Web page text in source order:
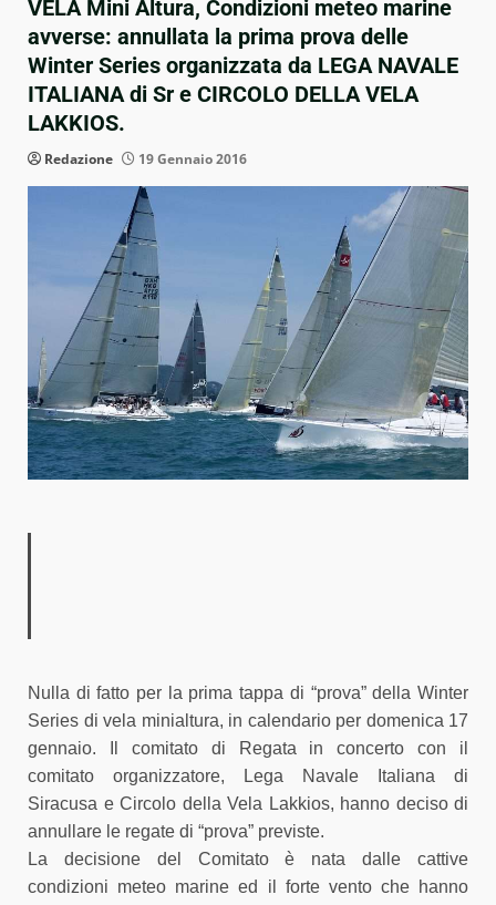
VELA Mini Altura, Condizioni meteo marine
avverse: annullata la prima prova delle
Winter Series organizzata da LEGA NAVALE
ITALIANA di Sr e CIRCOLO DELLA VELA
LAKKIOS.
Redazione 19 Gennaio 2016
Nulla di fatto per la prima tappa di “prova” della Winter
Series di vela minialtura, in calendario per domenica 17
gennaio. Il comitato di Regata in concerto con il
comitato organizzatore, Lega Navale Italiana di
Siracusa e Circolo della Vela Lakkios, hanno deciso di
annullare le regate di “prova” previste.
La decisione del Comitato è nata dalle cattive
condizioni meteo marine ed il forte vento che hanno